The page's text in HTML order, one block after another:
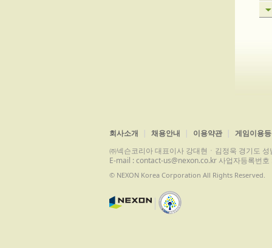
회사소개 채용안내 이용약관
게임이용
㈜넥슨코리아 대표이사 강대현ㆍ김정욱 경기도
E-mail : contact-us@nexon.co.kr 사업자등록번
© NEXON Korea Corporation All Rights Reserved.
|